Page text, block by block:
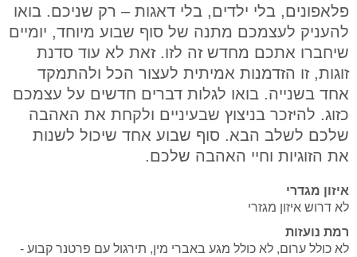
פלאפונים, בלי ילדים, בלי דאגות – רק שניכם. בואו
להעניק לעצמכם מתנה של סוף שבוע מיוחד, יומיים
שיחברו אתכם מחדש זה לזו. זאת לא עוד סדנת
זוגות, זו הזדמנות אמיתית לעצור הכל ולהתמקד
אחד בשנייה. בואו לגלות דברים חדשים על עצמכם
כזוג. להיזכר בניצוץ שבעיניים ולקחת את האהבה
שלכם לשלב הבא. סוף שבוע אחד שיכול לשנות
את הזוגיות וחיי האהבה שלכם.
איזון מגדרי
לא דרוש איזון מגזרי
רמת נועזות
לא כולל ערום, לא כולל מגע באברי מין, תירגול עם פרטנר קבוע -